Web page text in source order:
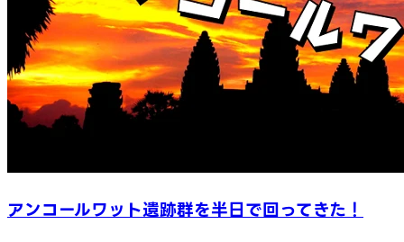
アンコールワット遺跡群を半日で回ってきた！